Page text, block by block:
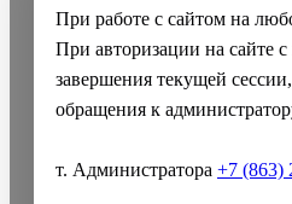
При работе с сайтом на
При авторизации на сайте
завершения текущей
обращения к
т. Администратора +7 (863)